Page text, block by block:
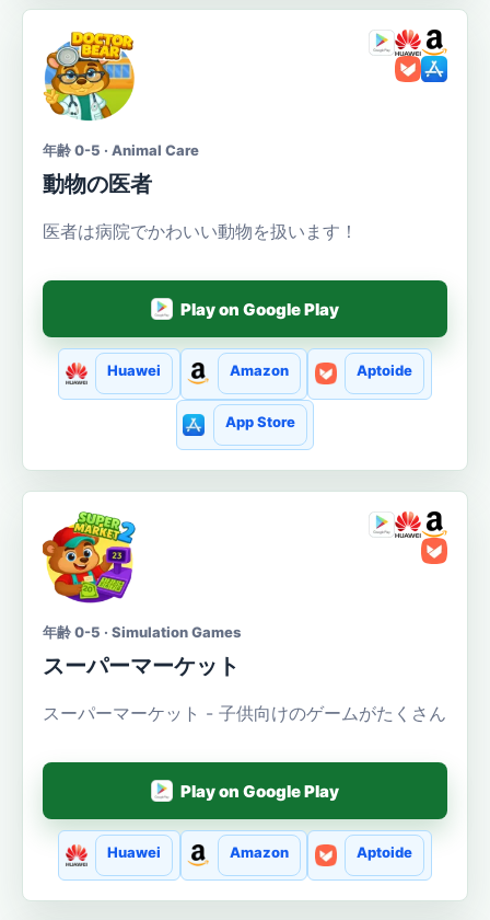
年齢 0-5 · Animal Care
動物の医者
医者は病院でかわいい動物を扱います！
Play on Google Play
Huawei Amazon Aptoide
App Store
年齢 0-5 · Simulation Games
スーパーマーケット
スーパーマーケット - 子供向けのゲームがたくさん
Play on Google Play
Huawei Amazon Aptoide